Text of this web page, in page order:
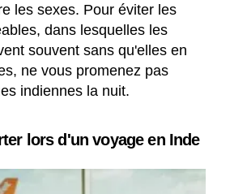
les sexes. Pour éviter les
dans lesquelles les
souvent sans qu'elles en
ne vous promenez pas
indiennes la nuit.
lors d'un voyage en Inde